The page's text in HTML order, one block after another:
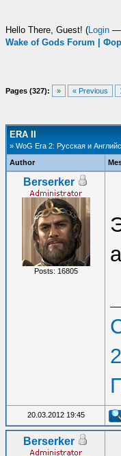
Hello There, Guest! (Login —
Wake of Gods Forum |
Pages (327): » « Previous
ERA II
» WoG Era 2: Русская и
Author
Berserker
Posts: 16805
20.03.2012 19:45
Berserker